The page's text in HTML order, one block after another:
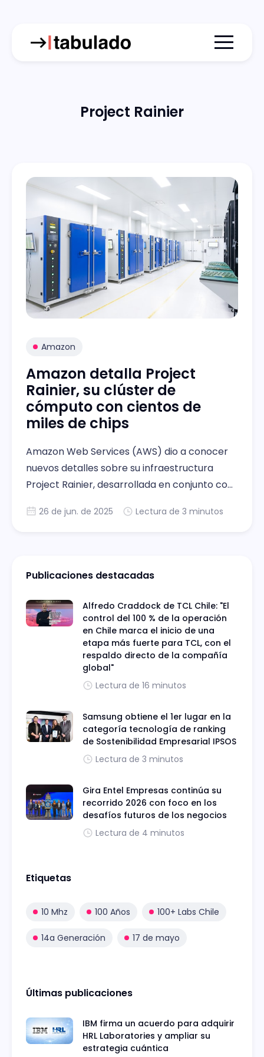
Menu
Project Rainier
Amazon
Amazon detalla Project
Rainier, su clúster de
cómputo con cientos de
miles de chips
Amazon Web Services (AWS) dio a conocer
nuevos detalles sobre su infraestructura
Project Rainier, desarrollada en conjunto con
generativa Anthropic.
26 de jun. de 2025 Lectura de 3 minutos
Publicaciones destacadas
Alfredo Craddock de TCL Chile: "El
control del 100 % de la operación
en Chile marca el inicio de una
etapa más fuerte para TCL, con el
respaldo directo de la compañía
global"
Lectura de 16 minutos
Samsung obtiene el 1er lugar en la
categoría tecnología de ranking
de Sostenibilidad Empresarial IPSOS
Lectura de 3 minutos
Gira Entel Empresas continúa su
recorrido 2026 con foco en los
desafíos futuros de los negocios
Lectura de 4 minutos
Etiquetas
10 Mhz 100 Años 100+ Labs Chile
14a Generación 17 de mayo
Últimas publicaciones
IBM firma un acuerdo para adquirir
HRL Laboratories y ampliar su
estrategia cuántica